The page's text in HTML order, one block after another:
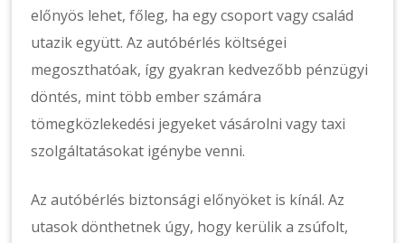
előnyös lehet, főleg, ha egy csoport vagy család
utazik együtt. Az autóbérlés költségei
megoszthatóak, így gyakran kedvezőbb pénzügyi
döntés, mint több ember számára
tömegközlekedési jegyeket vásárolni vagy taxi
szolgáltatásokat igénybe venni.
Az autóbérlés biztonsági előnyöket is kínál. Az
utasok dönthetnek úgy, hogy kerülik a zsúfolt,